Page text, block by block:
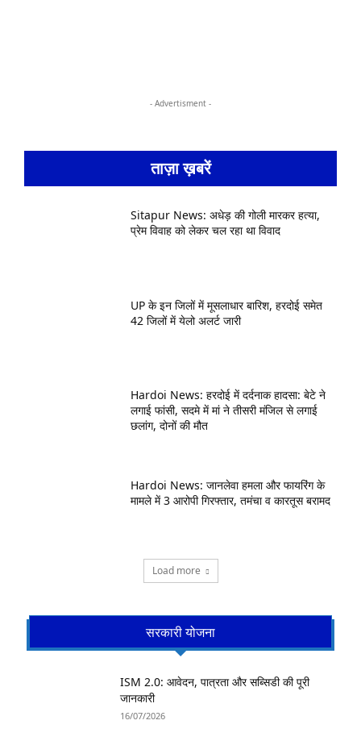
- Advertisment -
ताज़ा ख़बरें
Sitapur News: अधेड़ की गोली मारकर हत्या,
प्रेम विवाह को लेकर चल रहा था विवाद
UP के इन जिलों में मूसलाधार बारिश, हरदोई समेत
42 जिलों में येलो अलर्ट जारी
Hardoi News: हरदोई में दर्दनाक हादसा: बेटे ने
लगाई फांसी, सदमे में मां ने तीसरी मंजिल से लगाई
छलांग, दोनों की मौत
Hardoi News: जानलेवा हमला और फायरिंग के
मामले में 3 आरोपी गिरफ्तार, तमंचा व कारतूस बरामद
Load more
सरकारी योजना
ISM 2.0: आवेदन, पात्रता और सब्सिडी की पूरी
जानकारी
16/07/2026